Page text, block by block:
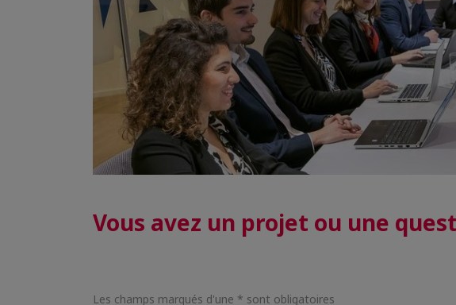
Vous avez un projet ou une
Les champs marqués d'une * sont obligatoires